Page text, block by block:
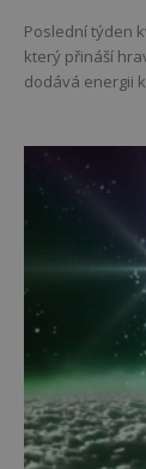
Poslední týden
který přináší
dodává energii